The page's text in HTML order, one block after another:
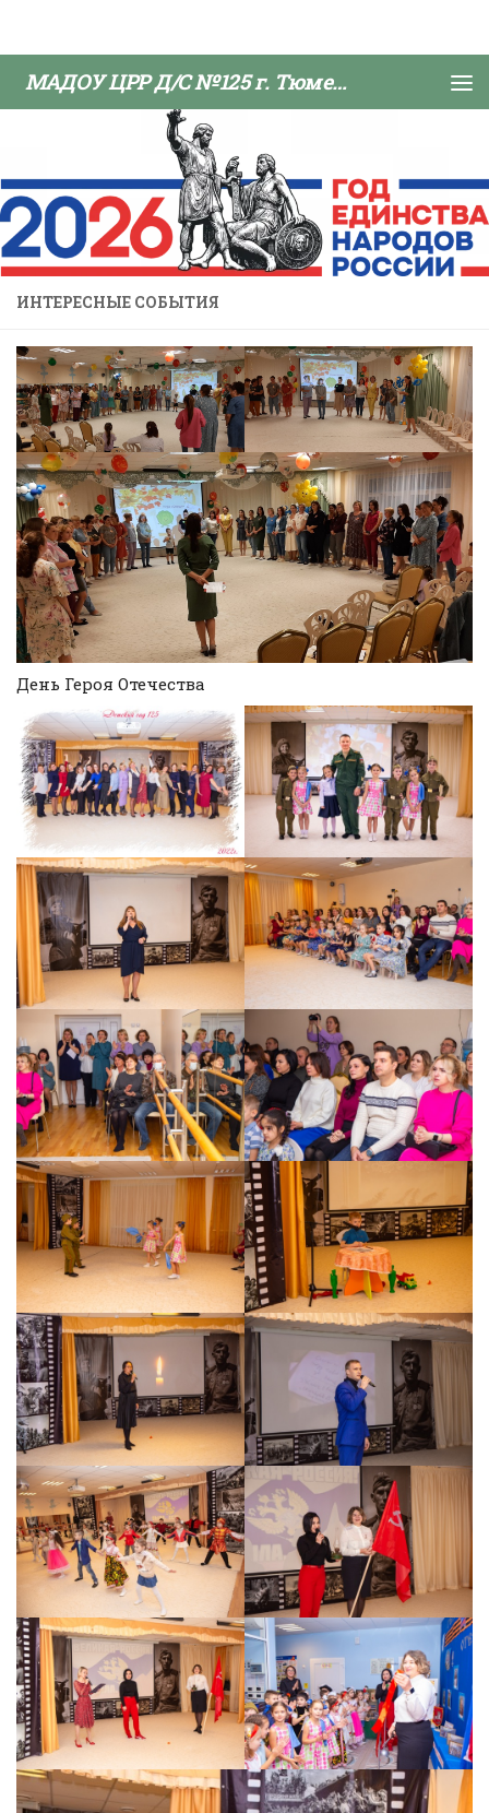
МАДОУ ЦРР Д/С №125 г. Тюмени
ИНТЕРЕСНЫЕ СОБЫТИЯ
День Героя Отечества